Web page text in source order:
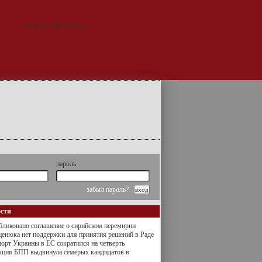
пароль
забыл пароль?
соглашение о сирийском перемирии
нет поддержки для принятия решений в Раде
Украины в ЕС сократился на четверть
БПП выдвинула семерых кандидатов в